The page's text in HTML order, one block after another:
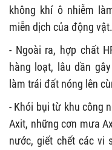
không khí ô nhiễm
miễn dịch của động vật.
- Ngoài ra, hợp chất
hàng loạt, lâu dần
làm trái đất nóng lên
- Khói bụi từ khu công
Axit, những cơn mưa
nước, giết chết các vi